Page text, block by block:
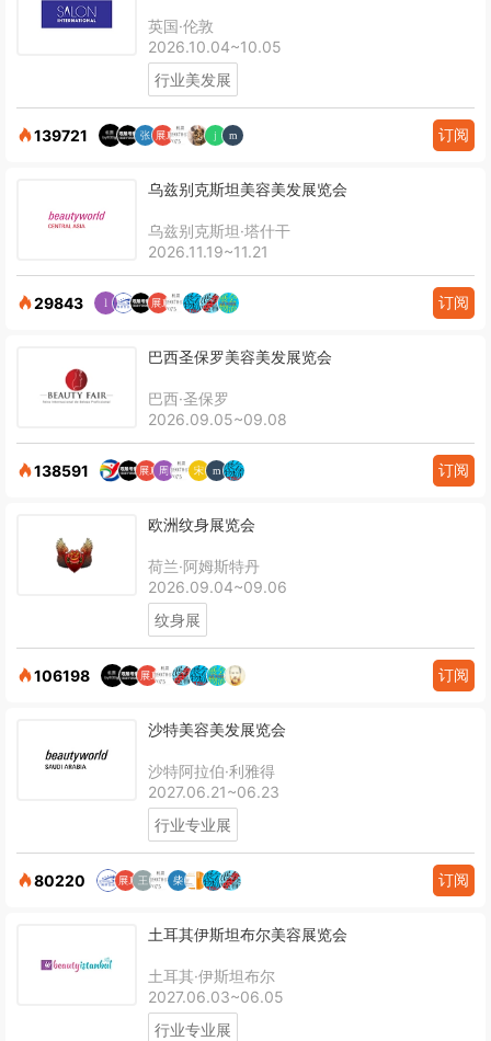
英国·伦敦
2026.10.04~10.05
行业美发展
139721 订阅
乌兹别克斯坦美容美发展览会
乌兹别克斯坦·塔什干
2026.11.19~11.21
29843 订阅
巴西圣保罗美容美发展览会
巴西·圣保罗
2026.09.05~09.08
138591 订阅
欧洲纹身展览会
荷兰·阿姆斯特丹
2026.09.04~09.06
纹身展
106198 订阅
沙特美容美发展览会
沙特阿拉伯·利雅得
2027.06.21~06.23
行业专业展
80220 订阅
土耳其伊斯坦布尔美容展览会
土耳其·伊斯坦布尔
2027.06.03~06.05
行业专业展